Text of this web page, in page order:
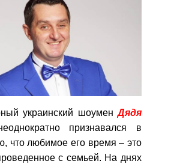
украинский шоуменДядя
признавался в
что любимое его время – это
с семьей. На днях